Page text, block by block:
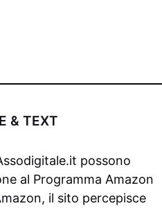
& TEXT
possono
al Programma Amazon
il sito percepisce